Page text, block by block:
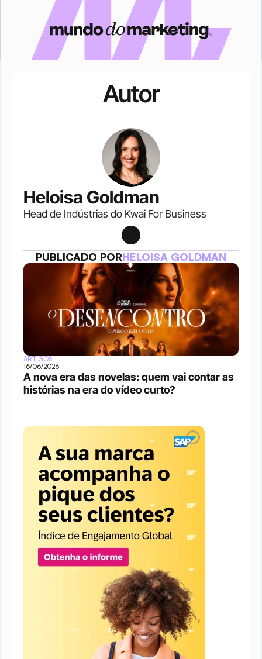
Autor
Heloisa Goldman
Head de Indústrias do Kwai For Business
PUBLICADO PORHELOISA GOLDMAN
ARTIGOS
16/06/2026
A nova era das novelas: quem vai contar as
histórias na era do vídeo curto?